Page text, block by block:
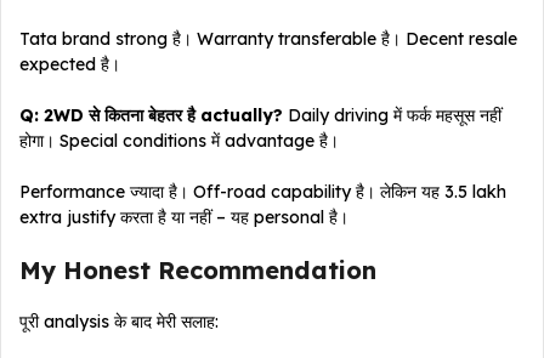
Tata brand strong है। Warranty transferable है। Decent resale
expected है।
Q: 2WD से कितना बेहतर है actually? Daily driving में फर्क महसूस नहीं
होगा। Special conditions में advantage है।
Performance ज्यादा है। Off-road capability है। लेकिन यह ₹3.5 lakh
extra justify करता है या नहीं – यह personal है।
My Honest Recommendation
पूरी analysis के बाद मेरी सलाह: